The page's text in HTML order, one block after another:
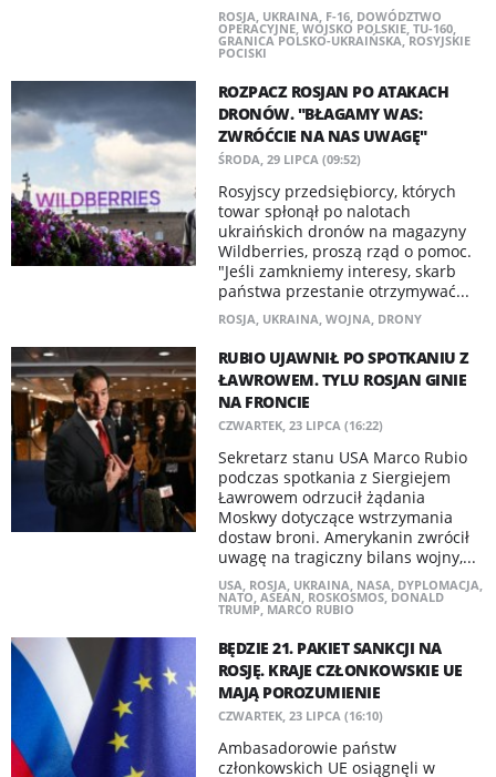
ROSJA, UKRAINA, F-16, DOWÓDZTWO
OPERACYJNE, WOJSKO POLSKIE, TU-160,
GRANICA POLSKO-UKRAIŃSKA,ROSYJSKIE
POCISKI
ROZPACZ ROSJAN PO ATAKACH
DRONÓW. "BŁAGAMY WAS:
ZWRÓĆCIE NA NAS UWAGĘ"
ŚRODA, 29 LIPCA (09:52)
Rosyjscy przedsiębiorcy, których
towar spłonął po nalotach
ukraińskich dronów na magazyny
Wildberries, proszą rząd o pomoc.
"Jeśli zamkniemy interesy, skarb
państwa przestanie otrzymywać...
ROSJA, UKRAINA, WOJNA, DRONY
RUBIO UJAWNIŁ PO SPOTKANIU Z
ŁAWROWEM. TYLU ROSJAN GINIE
NA FRONCIE
CZWARTEK, 23 LIPCA (16:22)
Sekretarz stanu USA Marco Rubio
podczas spotkania z Siergiejem
Ławrowem odrzucił żądania
Moskwy dotyczące wstrzymania
dostaw broni. Amerykanin zwrócił
uwagę na tragiczny bilans wojny,...
USA, ROSJA, UKRAINA, NASA, DYPLOMACJA,
NATO, ASEAN, ROSKOSMOS, DONALD
TRUMP, MARCO RUBIO
BĘDZIE 21. PAKIET SANKCJI NA
ROSJĘ. KRAJE CZŁONKOWSKIE UE
MAJĄ POROZUMIENIE
CZWARTEK, 23 LIPCA (16:10)
Ambasadorowie państw
członkowskich UE osiągnęli w